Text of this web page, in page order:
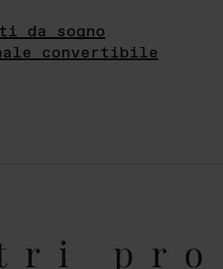
da sogno
convertibile